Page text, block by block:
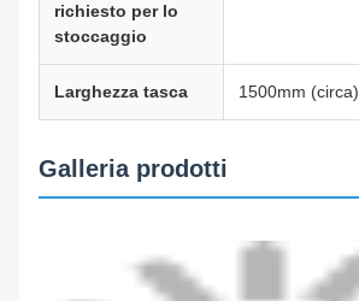
richiesto per lo
stoccaggio
Larghezza tasca 1500mm (circa)
Galleria prodotti